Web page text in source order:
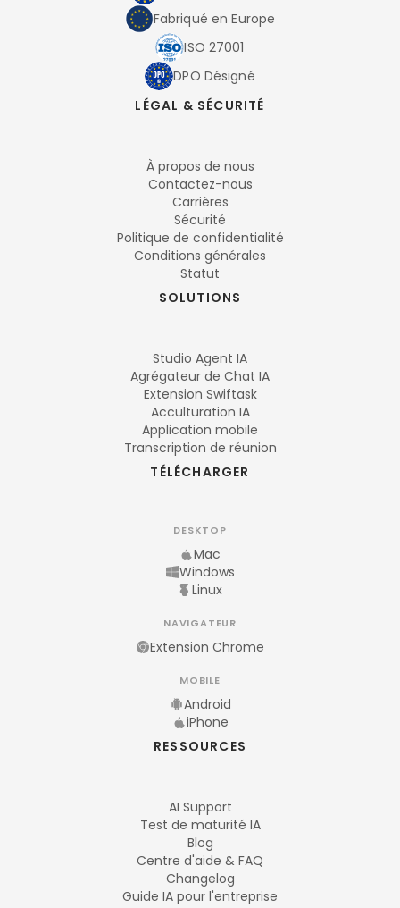
Fabriqué en Europe
ISO 27001
DPO Désigné
LÉGAL & SÉCURITÉ
À propos de nous
Contactez-nous
Carrières
Sécurité
Politique de confidentialité
Conditions générales
Statut
SOLUTIONS
Studio Agent IA
Agrégateur de Chat IA
Extension Swiftask
Acculturation IA
Application mobile
Transcription de réunion
TÉLÉCHARGER
DESKTOP
Mac
Windows
Linux
NAVIGATEUR
Extension Chrome
MOBILE
Android
iPhone
RESSOURCES
AI Support
Test de maturité IA
Blog
Centre d'aide & FAQ
Changelog
Guide IA pour l'entreprise